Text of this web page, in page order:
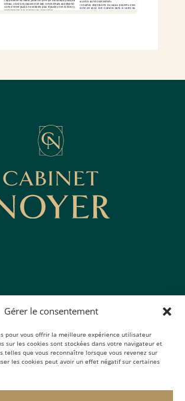
Gérer le consentement
pour vous offrir la meilleure expérience utilisateur
sur les cookies sont stockées dans votre navigateur et
telles que vous reconnaître lorsque vous revenez sur
les cookies peut avoir un effet négatif sur certaines